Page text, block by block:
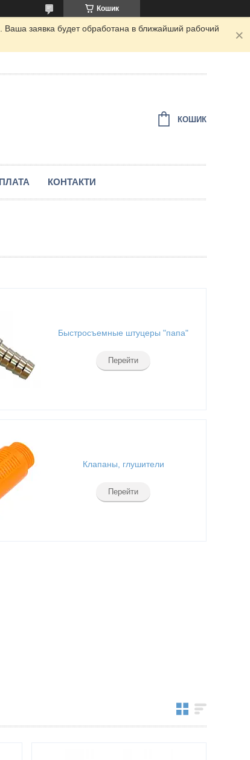
Кошик
заявка будет обработана в ближайший рабочий
КОШИК
КОНТАКТИ
Быстросъемные штуцеры "папа"
Перейти
Клапаны, глушители
Перейти